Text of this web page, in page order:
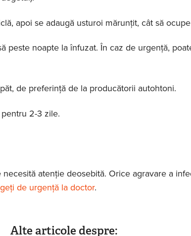
apoi se adaugă usturoi mărunţit, cât să
peste noapte la înfuzat. În caz de urgenţă,
de preferinţă de la producătorii autohtoni.
2-3 zile.
atenţie deosebită. Orice agravare a
de urgenţă la doctor.
Alte articole despre: